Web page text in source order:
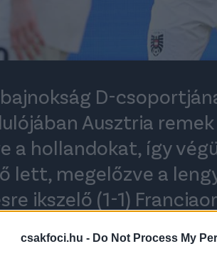
csakfoci.hu - Do Not Process My
D-
Ausztria
a hollandokat, így
lett, megelőzve a
ikszelő (1-1)